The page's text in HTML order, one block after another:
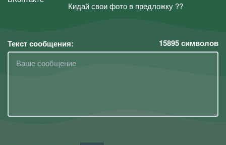
Кидай свои фото в предложку ??
Текст сообщения: 15895символов